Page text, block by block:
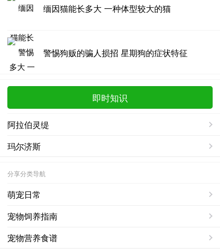
缅因猫能长多大 一种体型较大的猫
警惕狗贩的骗人损招 星期狗的症状特征
即时知识
阿拉伯灵缇
玛尔济斯
分享分类导航
萌宠日常
宠物饲养指南
宠物营养食谱